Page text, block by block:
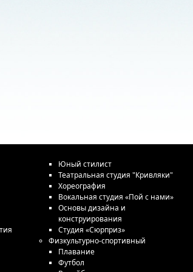
Юный стилист
Театральная студия "Кривляки"
Хореография
Вокальная студия «Пой с нами»
Основы дизайна и
конструирования
Студия «Сюрприз»
Физкультурно-спортивный
Плавание
Футбол